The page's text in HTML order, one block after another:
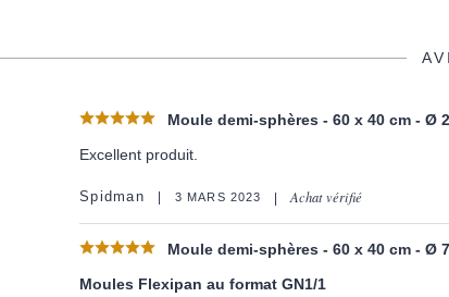
Moule demi-sphères - 60 x 40 cm - Ø
Excellent produit.
Spidman 3 MARS 2023 Achat vérifié
Moule demi-sphères - 60 x 40 cm - Ø
Moules Flexipan au format GN1/1